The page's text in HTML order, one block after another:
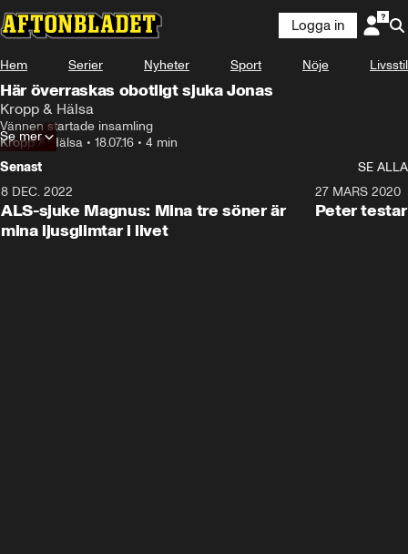
Logga in
Hem Serier Nyheter Sport Nöje Livsstil
Här överraskas obotligt sjuka Jonas
Kropp & Hälsa
Vännen startade insamling
Kropp & Hälsa • 18.07.16 • 4 min
Se mer
Senast
SE ALLA
8 DEC. 2022
ALS-sjuke Magnus: Mina tre söner är
mina ljusglimtar i livet
27 MARS 2020
Peter